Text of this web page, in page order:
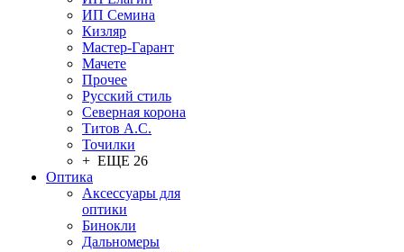
ИП Семина
Кизляр
Мастер-Гарант
Мачете
Прочее
Русский стиль
Северная корона
Титов А.С.
Точилки
+ ЕЩЕ 26
Оптика
Аксессуары для
оптики
Бинокли
Дальномеры